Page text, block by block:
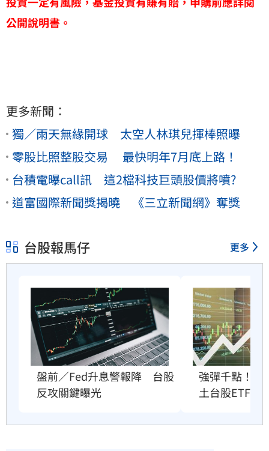
公開說明書。
更多新聞：
獨／雨天無緣開球 太空人林琪兒揮棒照曝
零股比照整股交易 最快明年7月底上路！
台積電曝call訊 這2檔科技巨頭股價將噴?
道富國際新聞獎揭曉 《三立新聞網》奪獎
台股報馬仔 更多
盤前／Fed升息警報降　台股
反攻關鍵曝光
強彈千點！「
土台股ETF